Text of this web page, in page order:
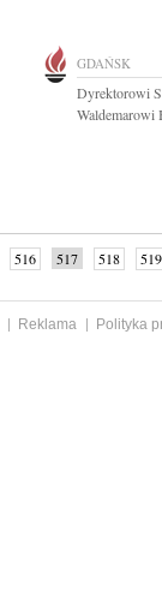
GDAŃSK
Dyrektorowi
Waldemarowi
516 517 518
519
Reklama
Polityka